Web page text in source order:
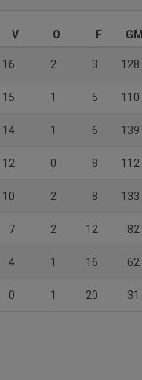
V O F GM
16 2 3 128
15 1 5 110
14 1 6 139
12 0 8 112
10 2 8 133
7 2 12 82
4 1 16 62
0 1 20 31